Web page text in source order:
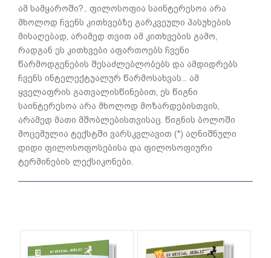
ამ სამყაროში?.. ფილოსოფია საინტერესოა არა
მხოლოდ ჩვენს კითხვებზე გარკვეული პასუხების
მისაღებად, არამედ თვით ამ კითხვების გამო,
რადგან ეს კითხვები აფართოებს ჩვენი
წარმოდგენების შესაძლებლობებს და ამდიდრებს
ჩვენს ინტელექტუალურ წარმოსახვას... ამ
ყველაფრის გათვალისწინებით, ეს წიგნი
საინტერესოა არა მხოლოდ მოზარდებისთვის,
არამედ მათი მშობლებისთვისაც. წიგნის ბოლოში
მოცემულია ტექსტში ვარსკვლავით (*) აღნიშნული
დიდი ფილოსოფოსებისა და ფილოსოფიური
ტერმინების ლექსიკონები.